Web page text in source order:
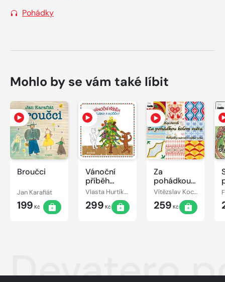
Pohádky
Mohlo by se vám také líbit
Broučci
Jan Karafiát
199 Kč
Vánoční
příběh
pejska a
kočičky
Vlasta Hurtíková
299 Kč
Za
pohádkou
kolem
světa
Vítězslav Kocourek
259 Kč
Devatero